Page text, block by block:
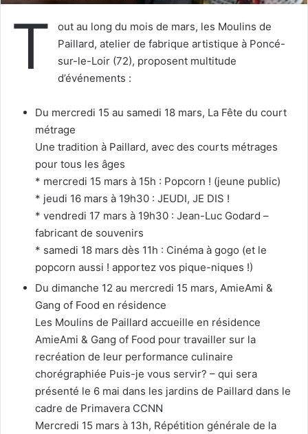
i
e
l
T
out au long du mois de mars, les Moulins de
Paillard, atelier de fabrique artistique à Poncé-
sur-le-Loir (72), proposent multitude
d’événements :
Du mercredi 15 au samedi 18 mars, La Fête du court
métrage
Une tradition à Paillard, avec des courts métrages
pour tous les âges
* mercredi 15 mars à 15h : Popcorn ! (jeune public)
* jeudi 16 mars à 19h30 : JEUDI, JE DIS !
* vendredi 17 mars à 19h30 : Jean-Luc Godard –
fabricant de souvenirs
* samedi 18 mars dès 11h : Cinéma à gogo (et le
popcorn aussi ! apportez vos pique-niques !)
Du dimanche 12 au mercredi 15 mars, AmieAmi &
Gang of Food en résidence
Les Moulins de Paillard accueille en résidence
AmieAmi & Gang of Food pour travailler sur la
recréation de leur performance culinaire
chorégraphiée Puis-je vous servir? – qui sera
présenté le 6 mai dans les jardins de Paillard dans le
cadre de Primavera CCNN
Mercredi 15 mars à 13h, Répétition générale de la